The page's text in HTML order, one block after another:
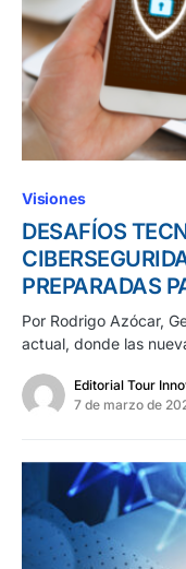
Visiones
DESAFÍOS
PREPARADAS
Por Rodrigo Azócar,
actual, donde las
Editorial Tour
7 de marzo de